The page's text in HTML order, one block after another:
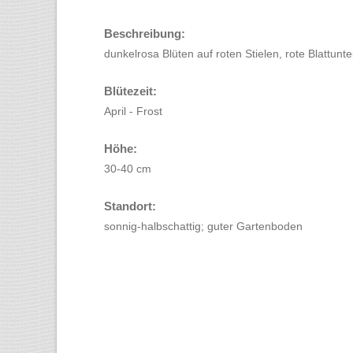
Beschreibung:
dunkelrosa Blüten auf roten Stielen, rote
Blütezeit:
April - Frost
Höhe:
30-40 cm
Standort:
sonnig-halbschattig; guter Gartenboden